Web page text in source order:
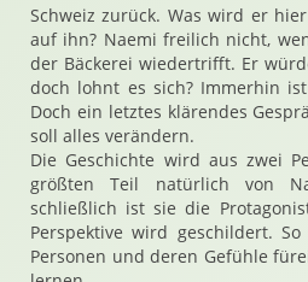
Schweiz zurück. Was wird er
auf ihn? Naemi freilich nicht,
der Bäckerei wiedertrifft. Er
doch lohnt es sich? Immerhin
Doch ein letztes klärendes
soll alles verändern.
Die Geschichte wird aus zwei
größten Teil natürlich von
schließlich ist sie die
Perspektive wird geschildert.
Personen und deren Gefühle